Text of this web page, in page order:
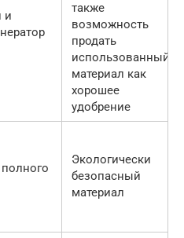
и
также
возможность
продать
использованный
материал как
хорошее
удобрение
Экологически
безопасный
материал